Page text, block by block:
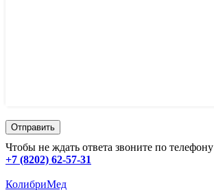
Чтобы не ждать ответа звоните по телефону
+7 (8202) 62-57-31
КолибриМед